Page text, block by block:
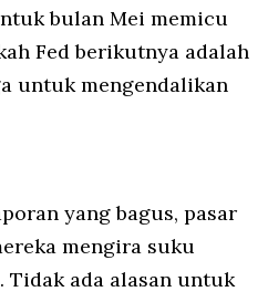
bulan Mei memicu
Fed berikutnya adalah
untuk mengendalikan
yang bagus, pasar
mengira suku
Tidak ada alasan untuk